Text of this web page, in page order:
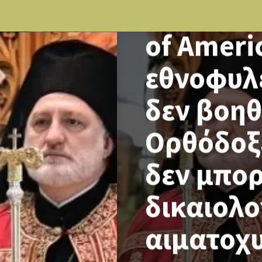
of
δεν
δεν